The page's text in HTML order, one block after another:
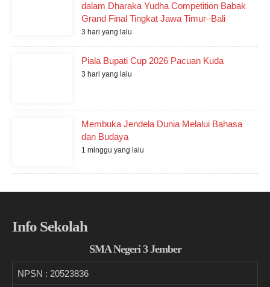
dalam Dharaka Yudha Competition Babak
Grand Final Tingkat Jawa Timur–Bali
3 hari yang lalu
Piala Bupati Cup 2026 Pacuan Kuda
3 hari yang lalu
Membuka Jendela Dunia Melalui Bahasa
dan Budaya
1 minggu yang lalu
Info Sekolah
SMA Negeri 3 Jember
NPSN : 20523836